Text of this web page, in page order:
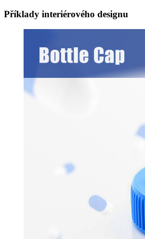
Příklady interiérového designu